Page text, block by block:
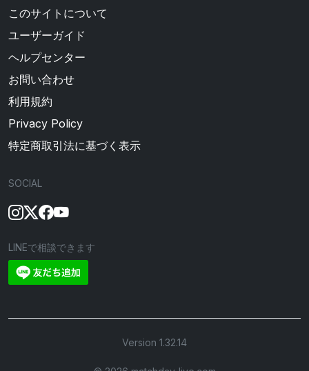
このサイトについて
ユーザーガイド
ヘルプセンター
お問い合わせ
利用規約
Privacy Policy
特定商取引法に基づく表示
SOCIAL
LINEで相談できます
Version 1.32.14